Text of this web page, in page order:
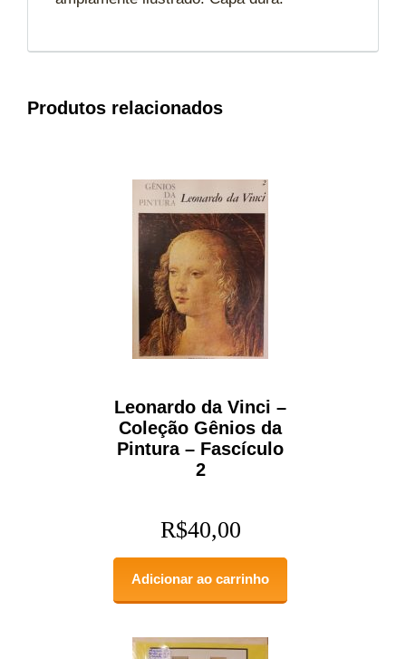
Produtos relacionados
Leonardo da Vinci –
Coleção Gênios da
Pintura – Fascículo
2
R$40,00
Adicionar ao carrinho